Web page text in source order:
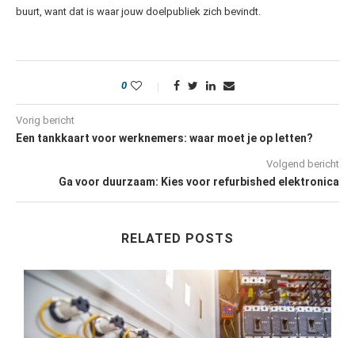
buurt, want dat is waar jouw doelpubliek zich bevindt.
0
Vorig bericht
Een tankkaart voor werknemers: waar moet je op letten?
Volgend bericht
Ga voor duurzaam: Kies voor refurbished elektronica
RELATED POSTS